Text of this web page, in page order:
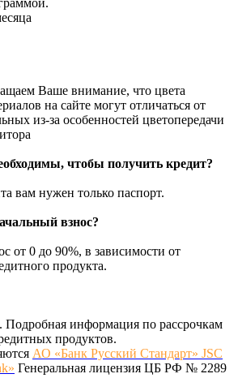
Ваше внимание, что цвета
на сайте могут отличаться от
из-за особенностей цветопередачи
чтобы получить кредит?
вам нужен только паспорт.
взнос?
от 0 до 90%, в зависимости от
продукта.
Подробная информация по рассрочкам
продуктов.
АО «Банк Русский Стандарт» JSC
Генеральная лицензия ЦБ РФ № 2289